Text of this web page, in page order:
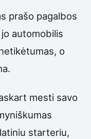
prašo pagalbos
automobilis
o
mesti savo
starteriu,